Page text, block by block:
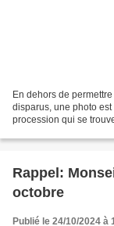
En dehors de
disparus, une photo
procession qui se
Rappel:
octobre
Publié le 24/10/2024 à